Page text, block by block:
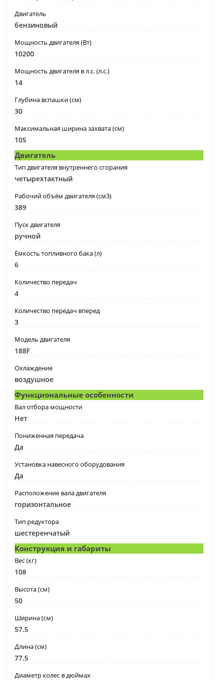
Двигатель
бензиновый
Мощность двигателя (Вт)
10200
Мощность двигателя в л.с. (л.с.)
14
Глубина вспашки (см)
30
Максимальная ширина захвата (см)
105
Двигатель
Тип двигателя внутреннего сгорания
четырехтактный
Рабочий объём двигателя (см3)
389
Пуск двигателя
ручной
Ёмкость топливного бака (л)
6
Количество передач
4
Количество передач вперед
3
Модель двигателя
188F
Охлаждение
воздушное
Функциональные особенности
Вал отбора мощности
Нет
Пониженная передача
Да
Установка навесного оборудования
Да
Расположение вала двигателя
горизонтальное
Тип редуктора
шестеренчатый
Конструкция и габариты
Вес (кг)
108
Высота (см)
50
Ширина (см)
57.5
Длина (см)
77.5
Диаметр колес в дюймах